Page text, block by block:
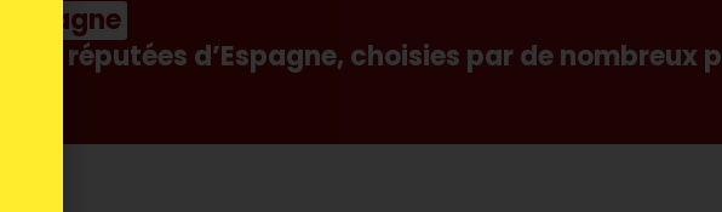
Espagne
plus réputées d’Espagne, choisies par de nombreux